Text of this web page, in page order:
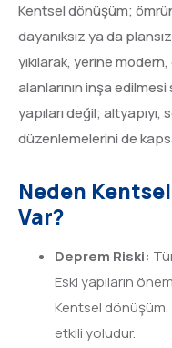
Kentsel dönüşüm;
dayanıksız ya da
yıkılarak, yerine
alanlarının inşa
yapıları değil;
düzenlemelerini de
Neden
Var?
Deprem Riski:
Eski yapıların
Kentsel dönüşüm,
etkili yoludur.